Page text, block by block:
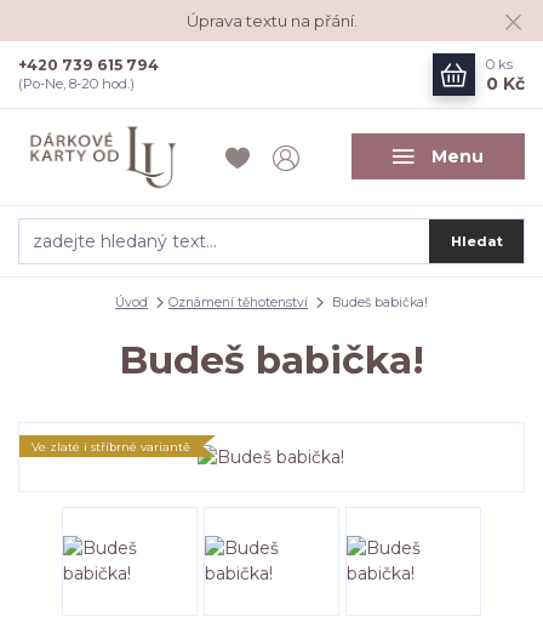
Úprava textu na přání.
Menu
Hledat
+420 739 615 794
(Po-Ne, 8-20 hod.)
0 ks
0 Kč
Úvod Oznámení těhotenství Budeš babička!
Budeš babička!
Ve zlaté i stříbrné variantě